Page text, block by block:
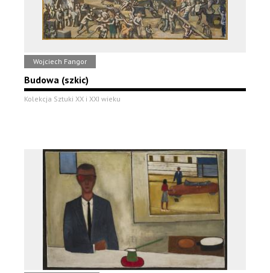
Wojciech Fangor
Budowa (szkic)
Kolekcja Sztuki XX i XXI wieku